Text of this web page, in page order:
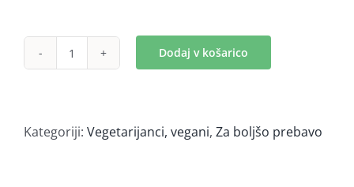
Probio
tablet)
Dodaj v košarico
Kategoriji: Vegetarijanci, vegani, Za boljšo prebavo